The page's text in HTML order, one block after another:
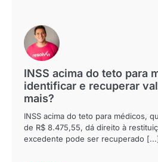
INSS acima do teto para
identificar e recuperar
mais?
INSS acima do teto para médicos,
de R$ 8.475,55, dá direito à
excedente pode ser recuperado